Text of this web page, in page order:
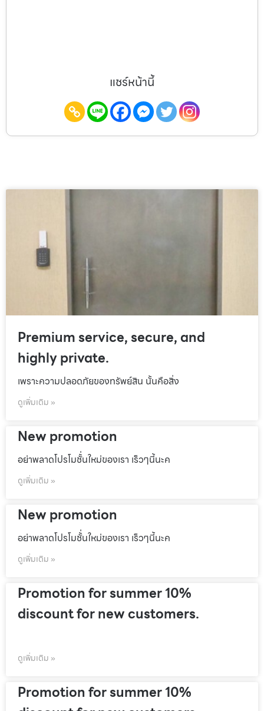
แชร์หน้านี้
Premium service, secure, and
highly private.
เพราะความปลอดภัยของทรัพย์สิน นั้นคือสิ่ง
ดูเพิ่มเติม »
New promotion
อย่าพลาดโปรโมชั้่นใหม่ของเรา เร็วๆนี้นะค
ดูเพิ่มเติม »
New promotion
อย่าพลาดโปรโมชั้่นใหม่ของเรา เร็วๆนี้นะค
ดูเพิ่มเติม »
Promotion for summer 10%
discount for new customers.
ดูเพิ่มเติม »
Promotion for summer 10%